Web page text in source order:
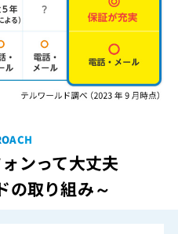
ンって大丈夫
の取り組み～